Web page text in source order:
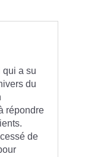
qui a su
du
répondre
de